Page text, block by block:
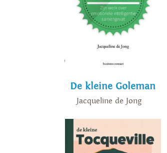
De kleine Goleman
Jacqueline de Jong